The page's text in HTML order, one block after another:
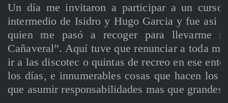
Un día me invitaron a participar a un curso
intermedio de Isidro y Hugo Garcia y fue asi
quien me pasó a recoger para llevarme
Cañaveral”. Aquí tuve que renunciar a toda
ir a las discotec o quintas de recreo en ese
los días, e innumerables cosas que hacen los
que asumir responsabilidades mas que grandes.